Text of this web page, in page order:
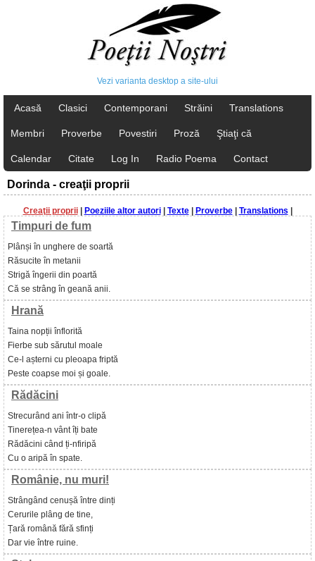
Vezi varianta desktop a site-ului
Acasă Clasici Contemporani Străini Translations
Membri Proverbe Povestiri Proză Ştiaţi că
Calendar Citate Log In Radio Poema Contact
Dorinda - creaţii proprii
Creaţii proprii| Poeziile altor autori| Texte| Proverbe| Translations
Timpuri de fum
Plânși în unghere de soartă
Răsucite în metanii
Strigă îngerii din poartă
Că se strâng în geană anii.
Hrană
Taina nopții înflorită
Fierbe sub sărutul moale
Ce-l așterni cu pleoapa friptă
Peste coapse moi și goale.
Rădăcini
Strecurând ani într-o clipă
Tinerețea-n vânt îți bate
Rădăcini când ți-nfiripă
Cu o aripă în spate.
Românie, nu muri!
Strângând cenușă între dinți
Cerurile plâng de tine,
Țară română fără sfinți
Dar vie între ruine.